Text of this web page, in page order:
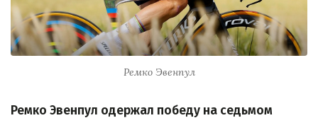
Ремко Эвенпул
Ремко Эвенпул одержал победу на седьмом